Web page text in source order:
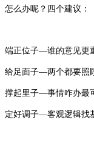
怎么办呢？四个建议：
端正位子—谁的意见更
给足面子—两个都要照
撑起里子—事情咋办最
定好调子—客观逻辑找